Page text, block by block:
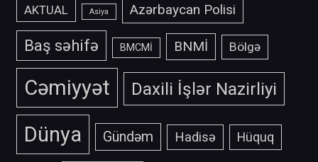
AKTUAL Asiya Azərbaycan Polisi
Baş səhifə BMCMİ BNMİ Bölgə
Cəmiyyət Daxili İşlər Nazirliyi
Dünya Gündəm Hadisə Hüquq